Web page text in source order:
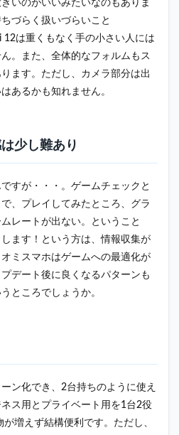
いのがいいみたいなのもありま
づらく扱いづらいこと
12は重くもなく手の小さい人には
。また、全体的なフォルムもス
ます。ただし、カメラ部分は出
あるかも知れません。
少し難あり
すが・・・。ゲームチェックと
、プレイしてみたところ、グラ
レートが出ない。ということ
ます！という方は、情報収集が
ミスマホはゲームへの最適化が
デート後に良くなるパターンも
ところでしょうか。
ン化でき、2台持ちのように使え
ス用とプライベート用を1台2役
増えず結構便利です。ただし、